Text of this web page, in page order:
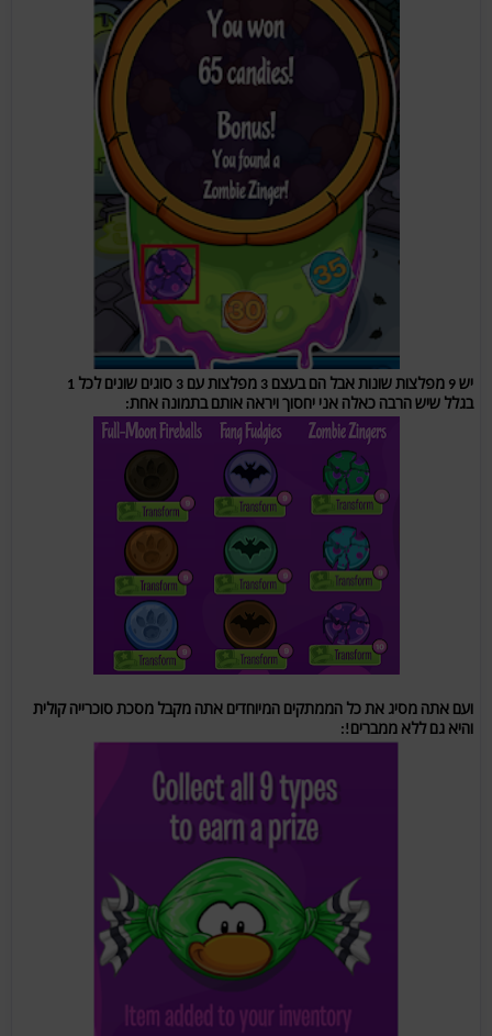
יש 9 מפלצות שונות אבל הם בעצם 3 מפלצות עם 3 סוגים שונים לכל 1
בגלל שיש הרבה כאלה אני יחסוך ויראה אותם בתמונה אחת:
ועם אתה מסיג את כל הממתקים המיוחדים אתה מקבל מסכת סוכרייה קולית
והיא גם ללא ממברים!: